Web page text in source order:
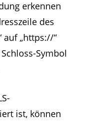
erkennen
des
auf „https://“
Symbol
ist, können